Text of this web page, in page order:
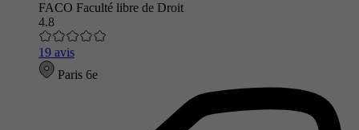
FACO Faculté libre de Droit
4.8
19 avis
Paris 6e